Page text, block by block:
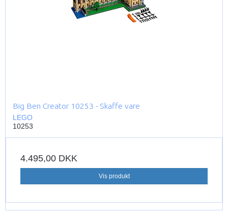
Big Ben Creator 10253 - Skaffe vare
LEGO
10253
4.495,00 DKK
Vis produkt